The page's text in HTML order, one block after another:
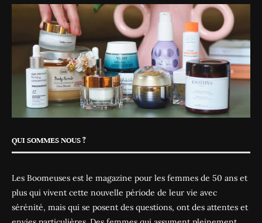
QUI SOMMES NOUS ?
Les Boomeuses est le magazine pour les femmes de 50 ans et
plus qui vivent cette nouvelle période de leur vie avec
sérénité, mais qui se posent des questions, ont des attentes et